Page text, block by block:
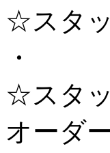
☆スタ
・
☆スタ
オーダ